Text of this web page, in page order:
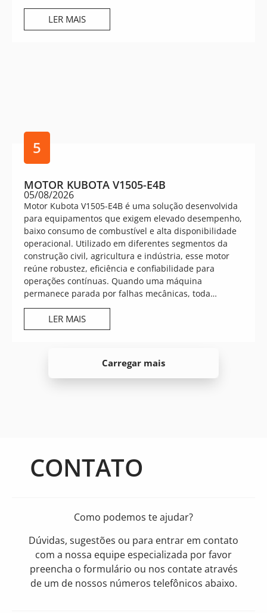
LER MAIS
5
MOTOR KUBOTA V1505-E4B
05/08/2026
Motor Kubota V1505-E4B é uma solução desenvolvida
para equipamentos que exigem elevado desempenho,
baixo consumo de combustível e alta disponibilidade
operacional. Utilizado em diferentes segmentos da
construção civil, agricultura e indústria, esse motor
reúne robustez, eficiência e confiabilidade para
operações contínuas. Quando uma máquina
permanece parada por falhas mecânicas, toda…
LER MAIS
Carregar mais
CONTATO
Como podemos te ajudar?
Dúvidas, sugestões ou para entrar em contato
com a nossa equipe especializada por favor
preencha o formulário ou nos contate através
de um de nossos números telefônicos abaixo.